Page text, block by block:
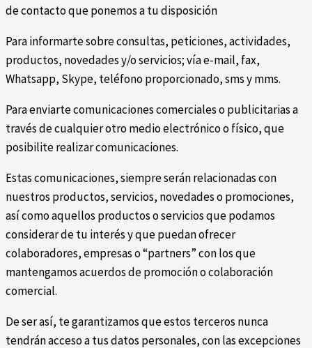
de contacto que ponemos a tu disposición
Para informarte sobre consultas, peticiones, actividades,
productos, novedades y/o servicios; vía e-mail, fax,
Whatsapp, Skype, teléfono proporcionado, sms y mms.
Para enviarte comunicaciones comerciales o publicitarias a
través de cualquier otro medio electrónico o físico, que
posibilite realizar comunicaciones.
Estas comunicaciones, siempre serán relacionadas con
nuestros productos, servicios, novedades o promociones,
así como aquellos productos o servicios que podamos
considerar de tu interés y que puedan ofrecer
colaboradores, empresas o “partners” con los que
mantengamos acuerdos de promoción o colaboración
comercial.
De ser así, te garantizamos que estos terceros nunca
tendrán acceso a tus datos personales, con las excepciones